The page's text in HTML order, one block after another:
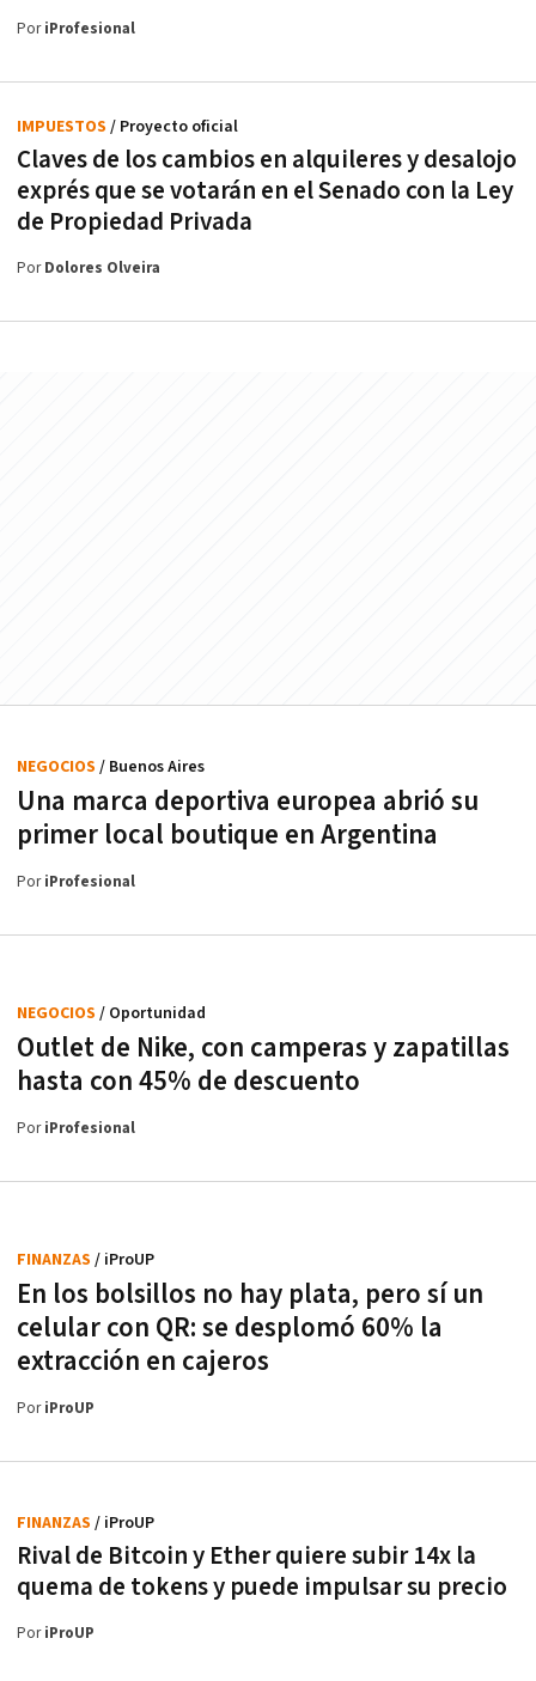
PoriProfesional
Claves de los cambios en alquileres y desalojo
exprés que se votarán en el Senado con la Ley
de Propiedad Privada
IMPUESTOS / Proyecto oficial
PorDolores Olveira
Una marca deportiva europea abrió su
primer local boutique en Argentina
NEGOCIOS / Buenos Aires
PoriProfesional
Outlet de Nike, con camperas y zapatillas
hasta con 45% de descuento
NEGOCIOS / Oportunidad
PoriProfesional
En los bolsillos no hay plata, pero sí un
celular con QR: se desplomó 60% la
extracción en cajeros
FINANZAS / iProUP
PoriProUP
Rival de Bitcoin y Ether quiere subir 14x la
quema de tokens y puede impulsar su precio
FINANZAS / iProUP
PoriProUP